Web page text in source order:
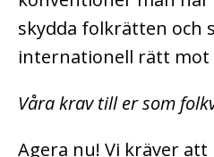
skydda folkrätten och
internationell rätt mot
Våra krav till er som
Agera nu! Vi kräver att